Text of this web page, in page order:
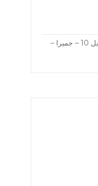
جاليريا 2 بالم – جولدن مايل 10 – جميرا –